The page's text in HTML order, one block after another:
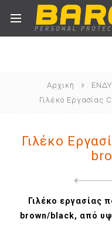
Αρχική
Γιλέκο Εργασίας
Γιλέκο
Γιλέκο εργασίας
brown/black, από